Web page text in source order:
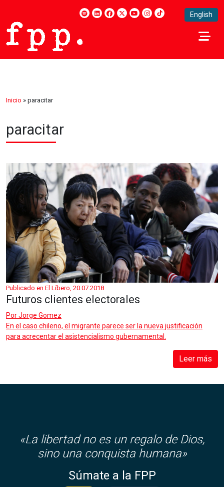
English
Inicio » paracitar
paracitar
Publicado en El Líbero, 20.07.2018
Futuros clientes electorales
PorJorge Gomez
En el caso chileno, el migrante parece ser la nueva justificación
para acrecentar el asistencialismo gubernamental.
Leer más
«La libertad no es un regalo de Dios,
sino una conquista humana»
Súmate a la FPP